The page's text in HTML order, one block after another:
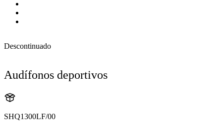
Descontinuado
Audífonos deportivos
SHQ1300LF/00